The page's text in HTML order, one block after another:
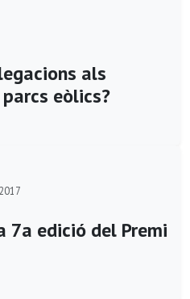
als
eòlics?
7a edició del Premi